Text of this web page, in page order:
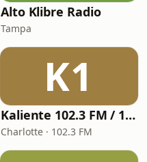
Alto Klibre Radio
Tampa
K1
Kaliente 102.3 FM / 107.5 FM
Charlotte · 102.3 FM